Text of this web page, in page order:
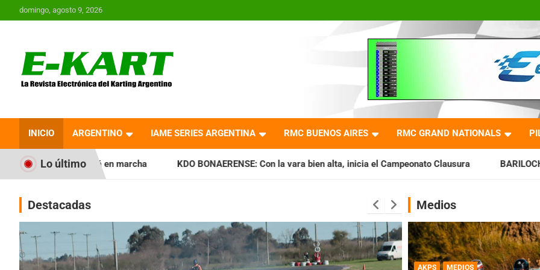
Saltar
al
domingo, agosto 9, 2026
Revista Electrónica del
Karting en Argentina
INICIO ARGENTINO IAME SERIES ARGENTINA RMC BUENOS AIRES RMC GRAND NATIONALS
Lo último
en marcha KDO BONAERENSE: Con la vara bien alta, inicia el Campeonato Clausura BARILOCHENSE: Preparan una
Destacadas Medios
AKPS MEDIOS